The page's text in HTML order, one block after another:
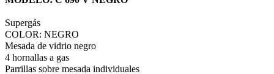
Supergás
COLOR: NEGRO
Mesada de vidrio negro
4 hornallas a gas
Parrillas sobre mesada individuales